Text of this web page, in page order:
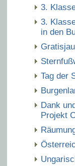
3.
3.
in den
Tag der
Dank
Projekt